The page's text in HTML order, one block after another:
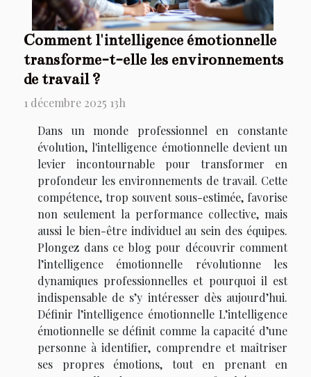
Comment l'intelligence émotionnelle
transforme-t-elle les environnements
de travail ?
1 décembre 2025 13h
Dans un monde professionnel en constante
évolution, l'intelligence émotionnelle devient un
levier incontournable pour transformer en
profondeur les environnements de travail. Cette
compétence, trop souvent sous-estimée, favorise
non seulement la performance collective, mais
aussi le bien-être individuel au sein des équipes.
Plongez dans ce blog pour découvrir comment
l’intelligence émotionnelle révolutionne les
dynamiques professionnelles et pourquoi il est
indispensable de s’y intéresser dès aujourd’hui.
Définir l’intelligence émotionnelle L’intelligence
émotionnelle se définit comme la capacité d’une
personne à identifier, comprendre et maîtriser
ses propres émotions, tout en prenant en